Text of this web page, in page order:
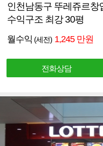
인천남동구 뚜레쥬르
수익구조 최강 30평
월수익 (세전) 1,245 만원
전화상담